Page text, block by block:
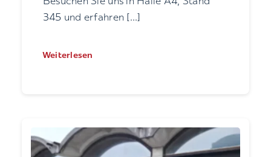
Besuchen Sie uns in Halle A4, Stand
345 und erfahren [...]
Weiterlesen